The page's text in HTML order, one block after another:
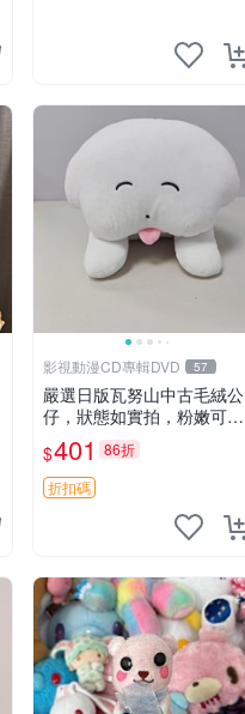
影視動漫CD專輯DVD 57
嚴選日版瓦努山中古毛絨公
仔，狀態如實拍，粉嫩可愛
粉絲必備。中古珍藏保管精
細，紙箱氣泡膜包裝妥帖送
達。 中古玩偶 玩具 毛絨公
仔
$401 86折
折扣碼